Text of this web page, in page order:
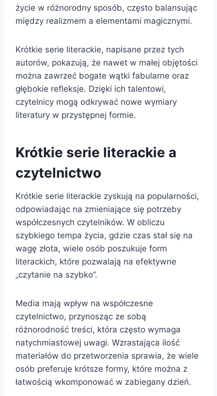
życie w różnorodny sposób, często balansując
między realizmem a elementami magicznymi.
Krótkie serie literackie, napisane przez tych
autorów, pokazują, że nawet w małej objętości
można zawrzeć bogate wątki fabularne oraz
głębokie refleksje. Dzięki ich talentowi,
czytelnicy mogą odkrywać nowe wymiary
literatury w przystępnej formie.
Krótkie serie literackie a
czytelnictwo
Krótkie serie literackie zyskują na popularności,
odpowiadając na zmieniające się potrzeby
współczesnych czytelników. W obliczu
szybkiego tempa życia, gdzie czas stał się na
wagę złota, wiele osób poszukuje form
literackich, które pozwalają na efektywne
„czytanie na szybko”.
Media mają wpływ na współczesne
czytelnictwo, przynosząc ze sobą
różnorodność treści, która często wymaga
natychmiastowej uwagi. Wzrastająca ilość
materiałów do przetworzenia sprawia, że wiele
osób preferuje krótsze formy, które można z
łatwością wkomponować w zabiegany dzień.